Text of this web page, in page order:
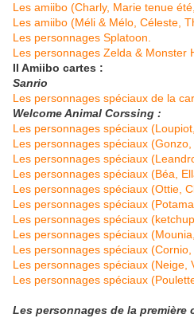
Les amiibo (Charly, Marie tenue
Les amiibo (Méli & Mélo, Céleste,
Les personnages Splatoon.
Les personnages Zelda & Monster
II Amiibo cartes :
Sanrio
Les personnages spéciaux de la
Welcome Animal Corssing :
Les personnages spéciaux
Les personnages spéciaux (Gonzo,
Les personnages spéciaux
Les personnages spéciaux (Béa,
Les personnages spéciaux (Ottie,
Les personnages spéciaux
Les personnages spéciaux
Les personnages spéciaux
Les personnages spéciaux (Cornio,
Les personnages spéciaux (Neige,
Les personnages spéciaux
Les personnages de la première